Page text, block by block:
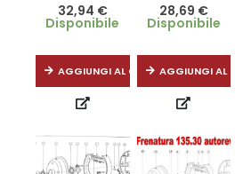
32,94 €
Disponibile
AGGIUNGI AL CARRELLO
28,69 €
Disponibile
AGGIUNGI AL